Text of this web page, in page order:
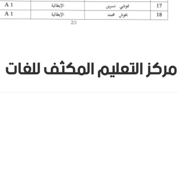
التعليم المكثف للغات